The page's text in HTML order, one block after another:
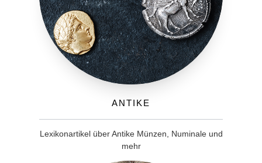
Antike
Lexikonartikel über Antike Münzen, Numinale und
mehr